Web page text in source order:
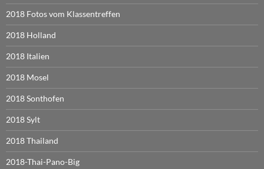
2018 Fotos vom Klassentreffen
2018 Holland
2018 Italien
2018 Mosel
2018 Sonthofen
2018 Sylt
2018 Thailand
2018-Thai-Pano-Big